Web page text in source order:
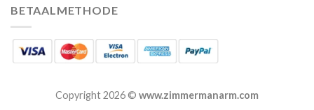
BETAALMETHODE
Copyright 2026 © www.zimmermanarm.com